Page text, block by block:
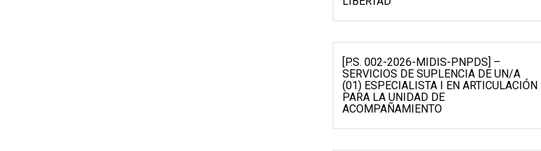
[P.S. 002-2026-MIDIS-PNPDS] –
SERVICIOS DE SUPLENCIA DE UN/A
(01) ESPECIALISTA I EN ARTICULACIÓN
PARA LA UNIDAD DE
ACOMPAÑAMIENTO